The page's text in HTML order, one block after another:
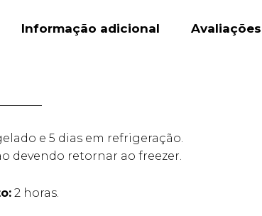
Informação adicional
e 5 dias em refrigeração.
devendo retornar ao freezer.
2 horas.